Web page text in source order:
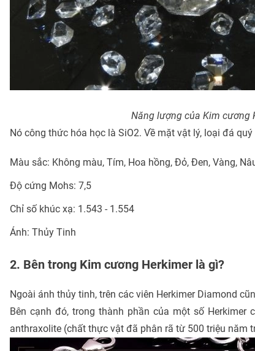
Năng lượng của Kim cương
Nó công thức hóa học là SiO2. Về mặt vật lý, loại đá
Màu sắc: Không màu, Tím, Hoa hồng, Đỏ, Đen, Vàng,
Độ cứng Mohs: 7,5
Chỉ số khúc xạ: 1.543 - 1.554
Ánh: Thủy Tinh
2. Bên trong Kim cương Herkimer là gì?
Ngoài ánh thủy tinh, trên các viên Herkimer Diamond
Bên cạnh đó, trong thành phần của một số
anthraxolite (chất thực vật đã phân rã từ 500 triệu năm